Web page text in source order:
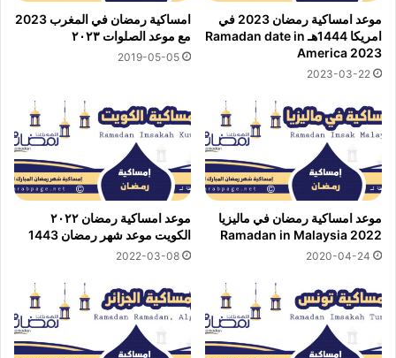
موعد امساكية رمضان 2023 في
امريكا 1444هـ Ramadan date in
America 2023
2023-03-22
امساكية رمضان في المغرب 2023
مع موعد الصلوات ٢٠٢٣
2019-05-05
موعد امساكية رمضان في ماليزيا
2022 Ramadan in Malaysia
2020-04-24
موعد امساكية رمضان ٢٠٢٢
الكويت موعد شهر رمضان 1443
2022-03-08